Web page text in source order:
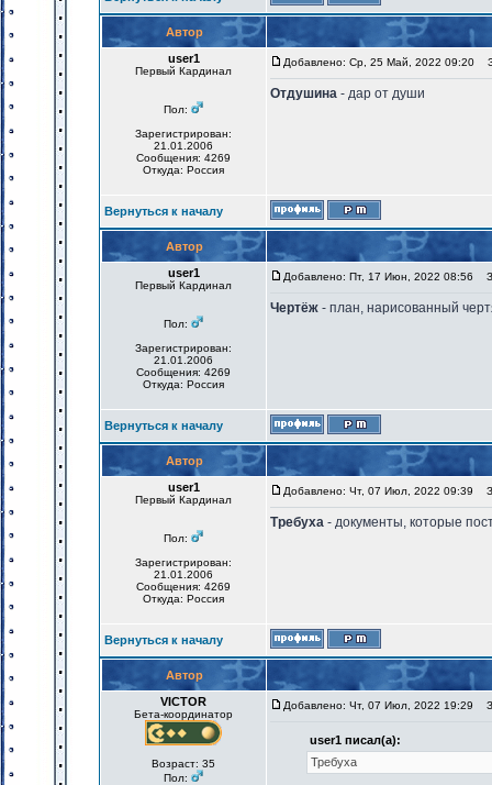
Автор
user1
Первый Кардинал
Пол:
Зарегистрирован:
21.01.2006
Сообщения: 4269
Откуда: Россия
Добавлено: Ср, 25 Май, 2022 09:20
Отдушина - дар от души
Вернуться к началу
Автор
user1
Первый Кардинал
Пол:
Зарегистрирован:
21.01.2006
Сообщения: 4269
Откуда: Россия
Добавлено: Пт, 17 Июн, 2022 08:56
Чертёж - план, нарисованный
Вернуться к началу
Автор
user1
Первый Кардинал
Пол:
Зарегистрирован:
21.01.2006
Сообщения: 4269
Откуда: Россия
Добавлено: Чт, 07 Июл, 2022 09:39
Требуха - документы, которые
Вернуться к началу
Автор
VICTOR
Бета-координатор
Возраст: 35
Пол:
Добавлено: Чт, 07 Июл, 2022 19:29
user1 писал(а):
Требуха